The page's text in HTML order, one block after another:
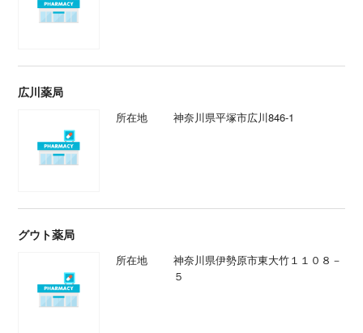
広川薬局
所在地 神奈川県平塚市広川846-1
グウト薬局
所在地
神奈川県伊勢原市東大竹１１０８－
５